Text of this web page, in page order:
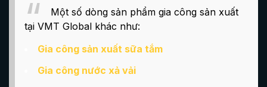
Một số dòng sản phẩm gia công sản xuất
tại VMT Global khác như:
Gia công sản xuất sữa tắm
Gia công nước xả vải